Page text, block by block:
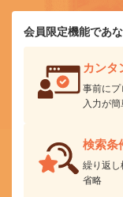
会員限定機能であ
カンタ
事前にプ
入力が簡
検索条
繰り返し
省略